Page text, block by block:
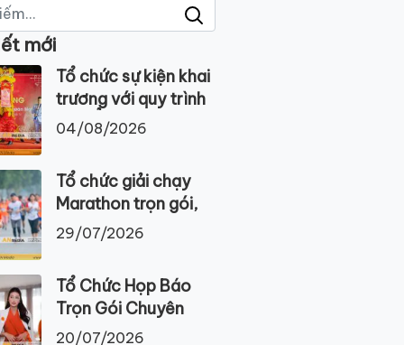
mới
Tổ chức sự kiện khai
trương với quy trình
CHUẨN
04/08/2026
Tổ chức giải chạy
Marathon trọn gói,
chuyên nghiệp tại
29/07/2026
Tổ Chức Họp Báo
Trọn Gói Chuyên
Nghiệp Tại Hà Nội
20/07/2026